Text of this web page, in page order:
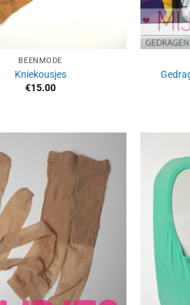
BEENMODE
Kniekousjes
€15.00
verlanglijst
toevoegen